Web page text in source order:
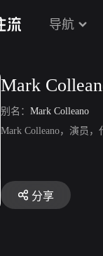
导航
Mark
别名： Mark Colleano
Mark Colleano，演员，
分享